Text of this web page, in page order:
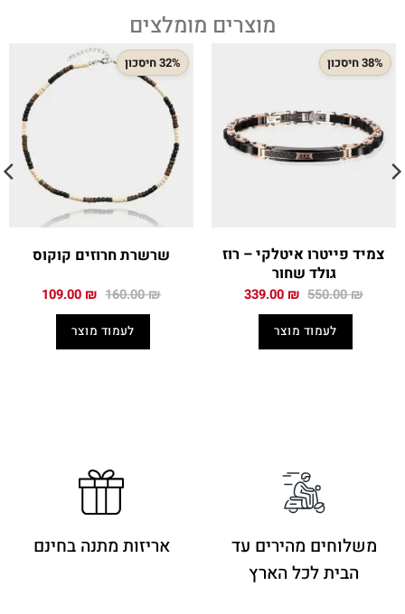
מוצרים מומלצים
38% חיסכון
צמיד פייטרו איטלקי – רוז
גולד שחור
550.00₪ המחיר
550.00 ₪.
339.00₪ המחיר
לעמוד מוצר
32% חיסכון
שרשרת חרוזים קוקוס
160.00₪ המחיר
160.00 ₪.
109.00₪ המחיר
לעמוד מוצר
משלוחים מהירים עד
הבית לכל הארץ
אריזות מתנה בחינם